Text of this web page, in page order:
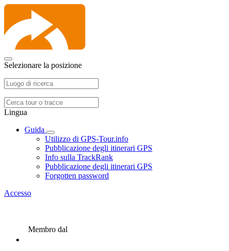
Selezionare la posizione
Lingua
Guida
Utilizzo di GPS-Tour.info
Pubblicazione degli itinerari GPS
Info sulla TrackRank
Pubblicazione degli itinerari GPS
Forgotten password
Accesso
Membro dal